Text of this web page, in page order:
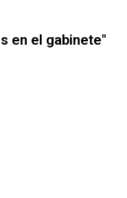
en el gabinete"